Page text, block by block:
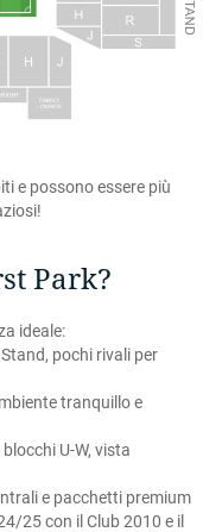
e possono essere più
Park?
ideale:
pochi rivali per
tranquillo e
U-W, vista
e pacchetti premium
25 con il Club 2010 e il